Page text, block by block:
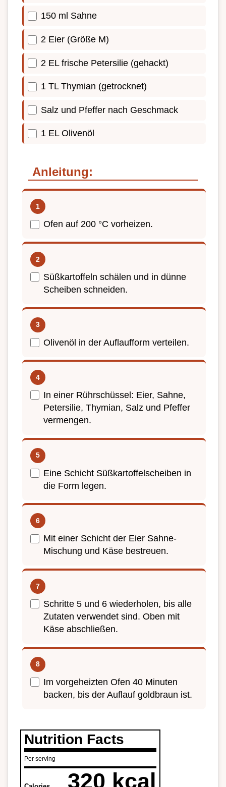
150 ml Sahne
2 Eier (Größe M)
2 EL frische Petersilie (gehackt)
1 TL Thymian (getrocknet)
Salz und Pfeffer nach Geschmack
1 EL Olivenöl
Anleitung:
Ofen auf 200 °C vorheizen.
Süßkartoffeln schälen und in dünne
Scheiben schneiden.
Olivenöl in der Auflaufform verteilen.
In einer Rührschüssel: Eier, Sahne,
Petersilie, Thymian, Salz und Pfeffer
vermengen.
Eine Schicht Süßkartoffelscheiben in
die Form legen.
Mit einer Schicht der Eier Sahne-
Mischung und Käse bestreuen.
Schritte 5 und 6 wiederholen, bis alle
Zutaten verwendet sind. Oben mit
Käse abschließen.
Im vorgeheizten Ofen 40 Minuten
backen, bis der Auflauf goldbraun ist.
Nutrition Facts
Per serving
320 kcal